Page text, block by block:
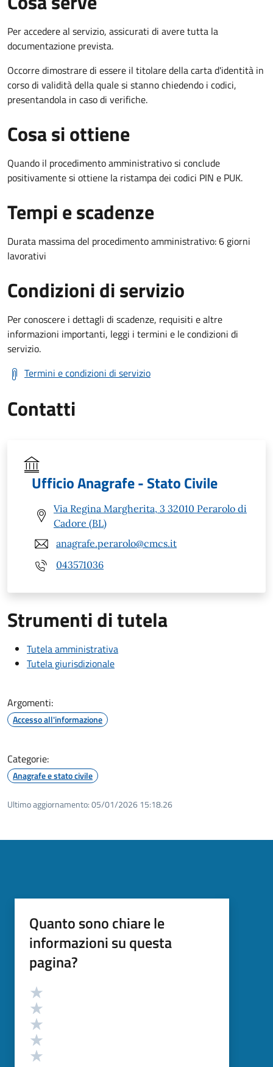
Per accedere al servizio, assicurati di avere tutta la
documentazione prevista.
Occorre dimostrare di essere il titolare della carta d'identità in
corso di validità della quale si stanno chiedendo i codici,
presentandola in caso di verifiche.
Cosa si ottiene
Quando il procedimento amministrativo si conclude
positivamente si ottiene la ristampa dei codici PIN e PUK.
Tempi e scadenze
Durata massima del procedimento amministrativo: 6 giorni
lavorativi
Condizioni di servizio
Per conoscere i dettagli di scadenze, requisiti e altre
informazioni importanti, leggi i termini e le condizioni di
servizio.
Termini e condizioni di servizio
Contatti
Ufficio Anagrafe - Stato Civile
Via Regina Margherita, 3 32010 Perarolo di
Cadore (BL)
anagrafe.perarolo@cmcs.it
043571036
Strumenti di tutela
Tutela amministrativa
Tutela giurisdizionale
Argomenti:
Accesso all'informazione
Categorie:
Anagrafe e stato civile
Ultimo aggiornamento:05/01/2026 15:18.26
Quanto sono chiare le
informazioni su questa
pagina?
Valutazione